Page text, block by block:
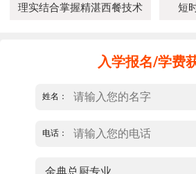
理实结合掌握精湛西餐技术 短
入学报名/学费
姓名：
电话：